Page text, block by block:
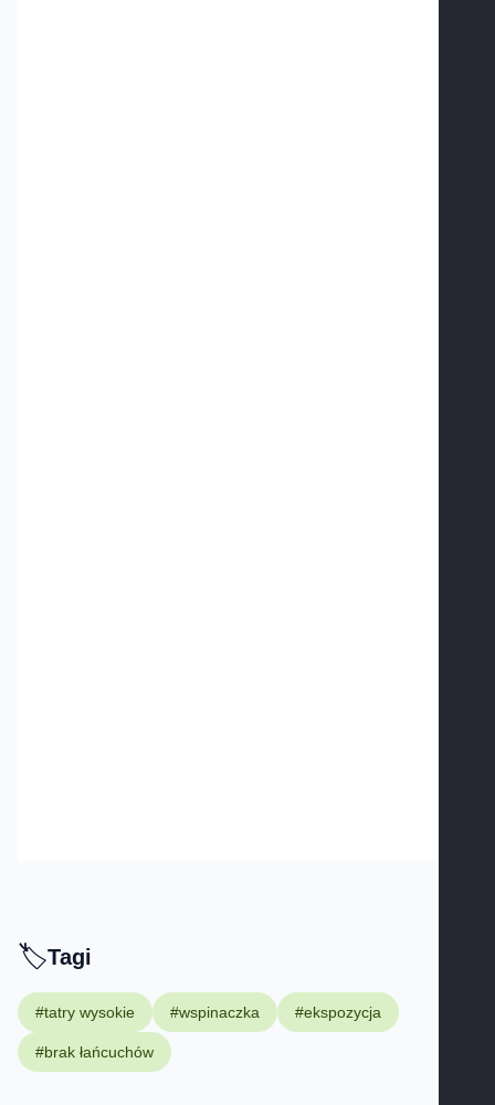
🏷️Tagi -
Tagi
#tatry wysokie #wspinaczka #ekspozycja
#brak łańcuchów